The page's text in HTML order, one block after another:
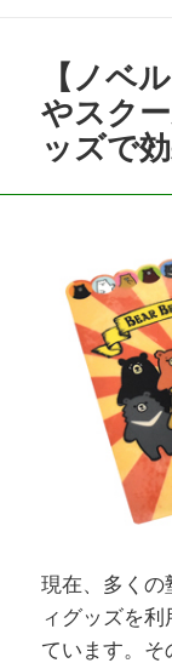
【ノベ
やスク
ッズで
現在、多くの
ィグッズを
ています。そ